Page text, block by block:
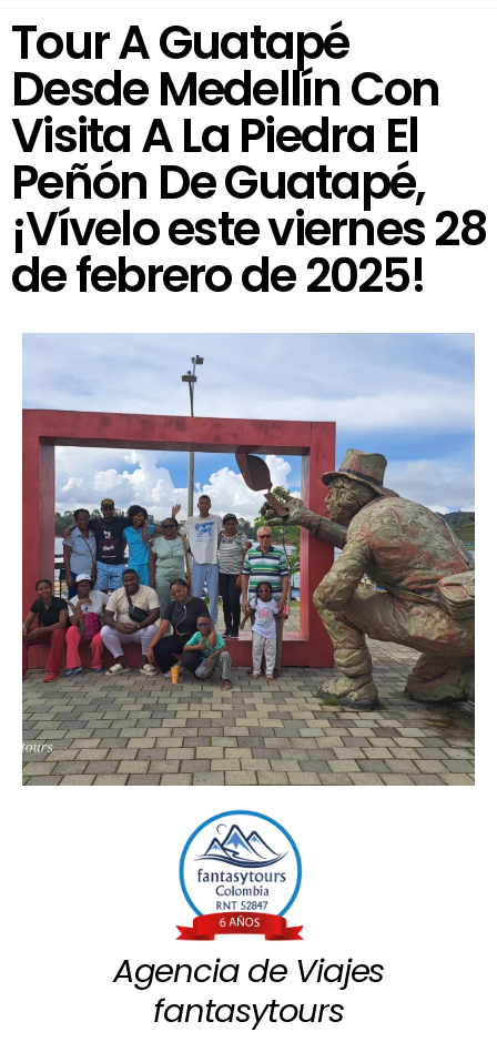
Tour A Guatapé
Desde Medellín Con
Visita A La Piedra El
Peñón De Guatapé,
¡Vívelo este viernes 28
de febrero de 2025!
Agencia de Viajes
fantasytours